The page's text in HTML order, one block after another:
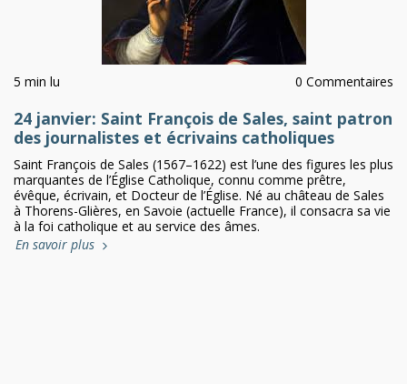
5 min lu 0 Commentaires
24 janvier: Saint François de Sales, saint patron
des journalistes et écrivains catholiques
Saint François de Sales (1567–1622) est l’une des figures les plus
marquantes de l’Église Catholique, connu comme prêtre,
évêque, écrivain, et Docteur de l’Église. Né au château de Sales
à Thorens-Glières, en Savoie (actuelle France), il consacra sa vie
à la foi catholique et au service des âmes.
En savoir plus